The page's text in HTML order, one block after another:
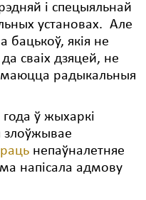
і спецыяльнай
установах. Але
бацькоў, якія не
сваіх дзяцей, не
радыкальныя
года ў жыхаркі
злоўжывае
непаўналетняе
напісала адмову